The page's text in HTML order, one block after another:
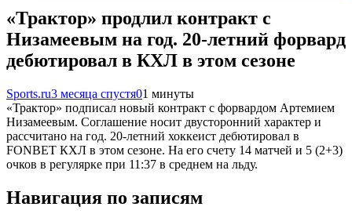
«Трактор» продлил контракт с
Низамеевым на год. 20-летний форвард
дебютировал в КХЛ в этом сезоне
Sports.ru3 месяца спустя01 минуты
«Трактор» подписал новый контракт с форвардом Артемием
Низамеевым. Соглашение носит двусторонний характер и
рассчитано на год. 20-летний хоккеист дебютировал в
FONBET КХЛ в этом сезоне. На его счету 14 матчей и 5 (2+3)
очков в регулярке при 11:37 в среднем на льду.
Навигация по записям